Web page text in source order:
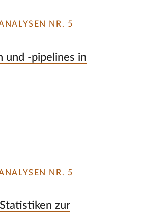
NR. 5
und -pipelines in
NR. 5
zur